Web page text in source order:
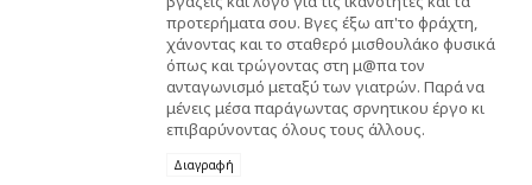
προτερήματα σου. Βγες έξω απ'το φράχτη,
χάνοντας και το σταθερό μισθουλάκο φυσικά
όπως και τρώγοντας στη μ@πα τον
ανταγωνισμό μεταξύ των γιατρών. Παρά να
μένεις μέσα παράγωντας σρνητικου έργο κι
επιβαρύνοντας όλους τους άλλους.
Διαγραφή